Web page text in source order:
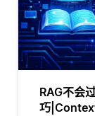
RAG不会
巧